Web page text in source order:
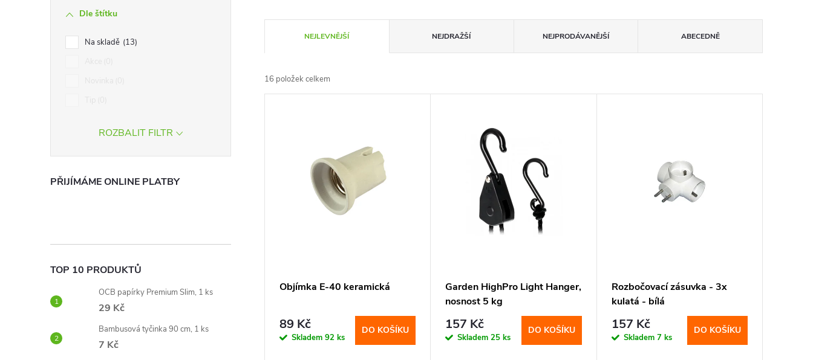
p
a
e
l
Dle štítku
Na skladě 13
ROZBALIT FILTR
PŘIJÍMÁME ONLINE PLATBY
TOP 10 PRODUKTŮ
OCB papírky Premium Slim, 1 ks
29 Kč
Bambusová tyčinka 90 cm, 1 ks
7 Kč
a
z
NEJLEVNĚJŠÍ NEJDRAŽŠÍ NEJPRODÁVANĚJŠÍ ABECEDNĚ
16 položek celkem
Objímka E-40 keramická
89 Kč
Skladem 92 ks
DO KOŠÍKU
Garden HighPro Light Hanger,
nosnost 5 kg
157 Kč
Skladem25 ks
DO KOŠÍKU
Rozbočovací zásuvka - 3x
kulatá - bílá
157 Kč
Skladem 7 ks
DO KOŠÍKU